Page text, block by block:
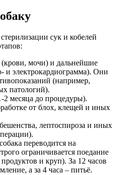
сук и кобелей
мочи) и дальнейшие
и электрокардиограмма). Они
(например,
патологий).
2 месяца до процедуры).
от блох, клещей и иных
лептоспироза и иных
переводится на
ограничивается поедание
и круп). За 12 часов
а за 4 часа – питьё.